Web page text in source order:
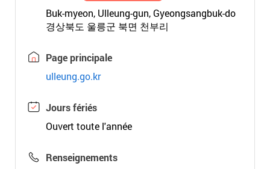
Buk-myeon, Ulleung-gun, Gyeongsangbuk-do
경상북도 울릉군 북면 천부리
Page principale
ulleung.go.kr
Jours fériés
Ouvert toute l'année
Renseignements